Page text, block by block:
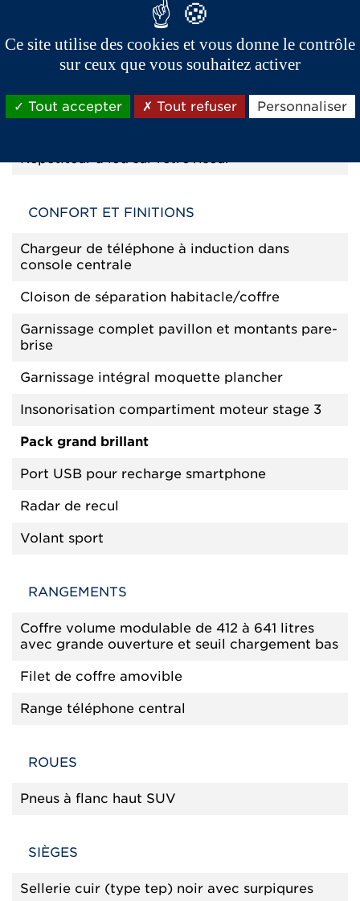
pour chauffage-ventilation-désembuage
Clignotants à défilement avant et arrière
Essuie-glace arrière
Pack SUV : garde au sol et position conduite
Répétiteur à led sur rétroviseur
CONFORT ET FINITIONS
Chargeur de téléphone à induction dans
console centrale
Cloison de séparation habitacle/coffre
Garnissage complet pavillon et montants pare-
brise
Garnissage intégral moquette plancher
Insonorisation compartiment moteur stage 3
Pack grand brillant
Port USB pour recharge smartphone
Radar de recul
Volant sport
RANGEMENTS
Coffre volume modulable de 412 à 641 litres
avec grande ouverture et seuil chargement bas
Filet de coffre amovible
Range téléphone central
ROUES
Pneus à flanc haut SUV
SIÈGES
Sellerie cuir (type tep) noir avec surpiqures
Ce site utilise des cookies et vous donne le contrôle
sur ceux que vous souhaitez activer
Tout accepter Tout refuser Personnaliser